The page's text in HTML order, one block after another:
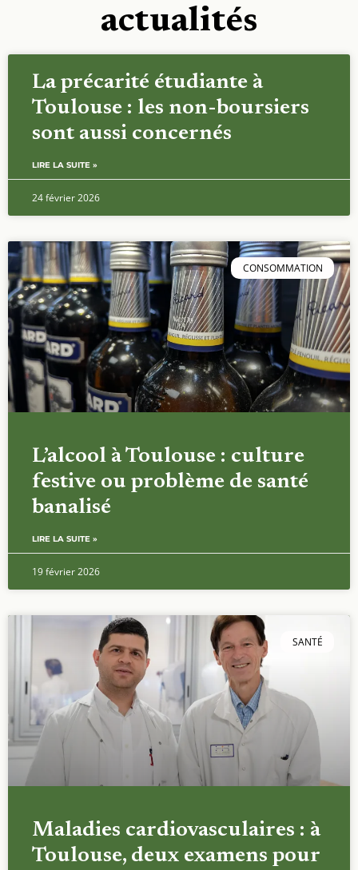
actualités
La précarité étudiante à
Toulouse : les non-boursiers
sont aussi concernés
LIRE LA SUITE »
24 février 2026
CONSOMMATION
L’alcool à Toulouse : culture
festive ou problème de santé
banalisé
LIRE LA SUITE »
19 février 2026
SANTÉ
Maladies cardiovasculaires : à
Toulouse, deux examens pour